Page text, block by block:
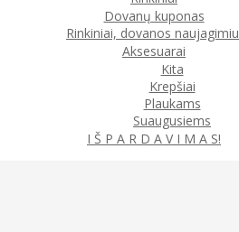
Dovanų kuponas
Rinkiniai, dovanos
Aksesuarai
Kita
Krepšiai
Plaukams
Suaugusiems
I Š P A R D A V I M A S!